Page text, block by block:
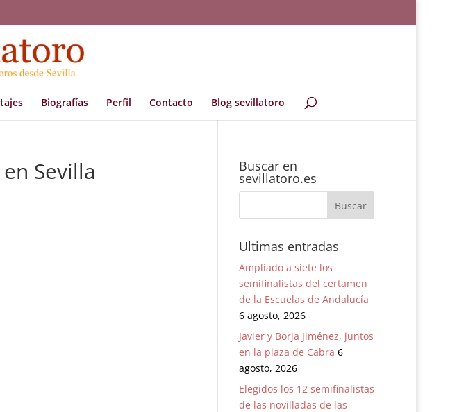
Biografías Perfil Contacto Blog sevillatoro
Sevilla Buscar en
sevillatoro.es
Ultimas entradas
Ampliado a siete los
semifinalistas del certamen
de la Escuelas de Andalucía
6 agosto, 2026
Javier y Borja Jiménez, juntos
en la plaza de Cabra 6
agosto, 2026
Elegidos los 12 semifinalistas
de las novilladas de las